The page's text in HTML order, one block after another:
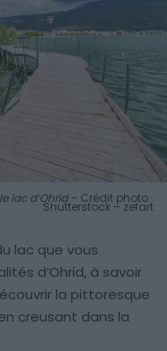
lac d’Ohrid– Crédit photo :
Shutterstock – zefart
lac que vous
d’Ohrid, à savoir
la pittoresque
creusant dans la